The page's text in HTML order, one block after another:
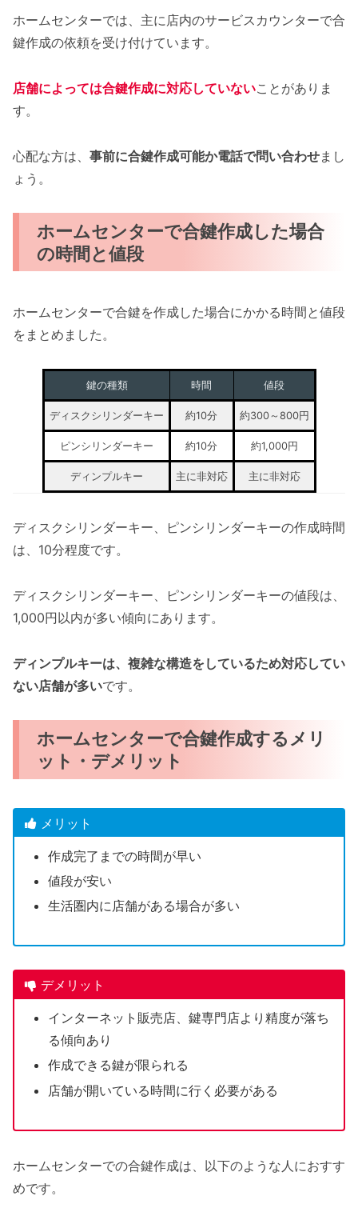
ホームセンターでは、主に店内のサービスカウンターで合
鍵作成の依頼を受け付けています。
店舗によっては合鍵作成に対応していないことがありま
す。
心配な方は、 事前に合鍵作成可能か電話で問い合わせまし
ょう。
ホームセンターで合鍵作成した場合
の時間と値段
ホームセンターで合鍵を作成した場合にかかる時間と値段
をまとめました。
鍵の種類 時間 値段
ディスクシリンダーキー 約10分 約300～800円
ピンシリンダーキー 約10分 約1,000円
ディンプルキー 主に非対応 主に非対応
ディスクシリンダーキー、ピンシリンダーキーの作成時間
は、10分程度です。
ディスクシリンダーキー、ピンシリンダーキーの値段は、
1,000円以内が多い傾向にあります。
ディンプルキーは、複雑な構造をしているため対応してい
ない店舗が多いです。
ホームセンターで合鍵作成するメリ
ット・デメリット
メリット
作成完了までの時間が早い
値段が安い
生活圏内に店舗がある場合が多い
デメリット
インターネット販売店、鍵専門店より精度が落ち
る傾向あり
作成できる鍵が限られる
店舗が開いている時間に行く必要がある
ホームセンターでの合鍵作成は、以下のような人におすす
めです。